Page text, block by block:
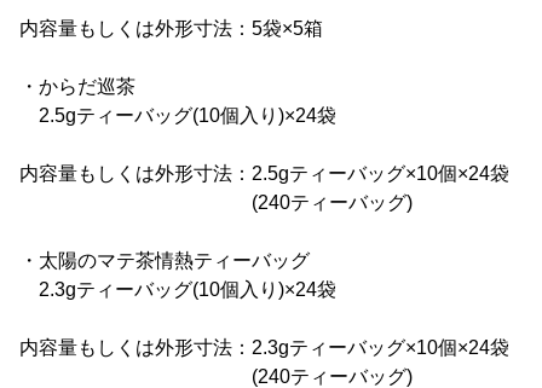
内容量もしくは外形寸法：5袋×5箱
・からだ巡茶
2.5gティーバッグ(10個入り)×24袋
内容量もしくは外形寸法：2.5gティーバッグ×10個×24袋
(240ティーバッグ)
・太陽のマテ茶情熱ティーバッグ
2.3gティーバッグ(10個入り)×24袋
内容量もしくは外形寸法：2.3gティーバッグ×10個×24袋
(240ティーバッグ)